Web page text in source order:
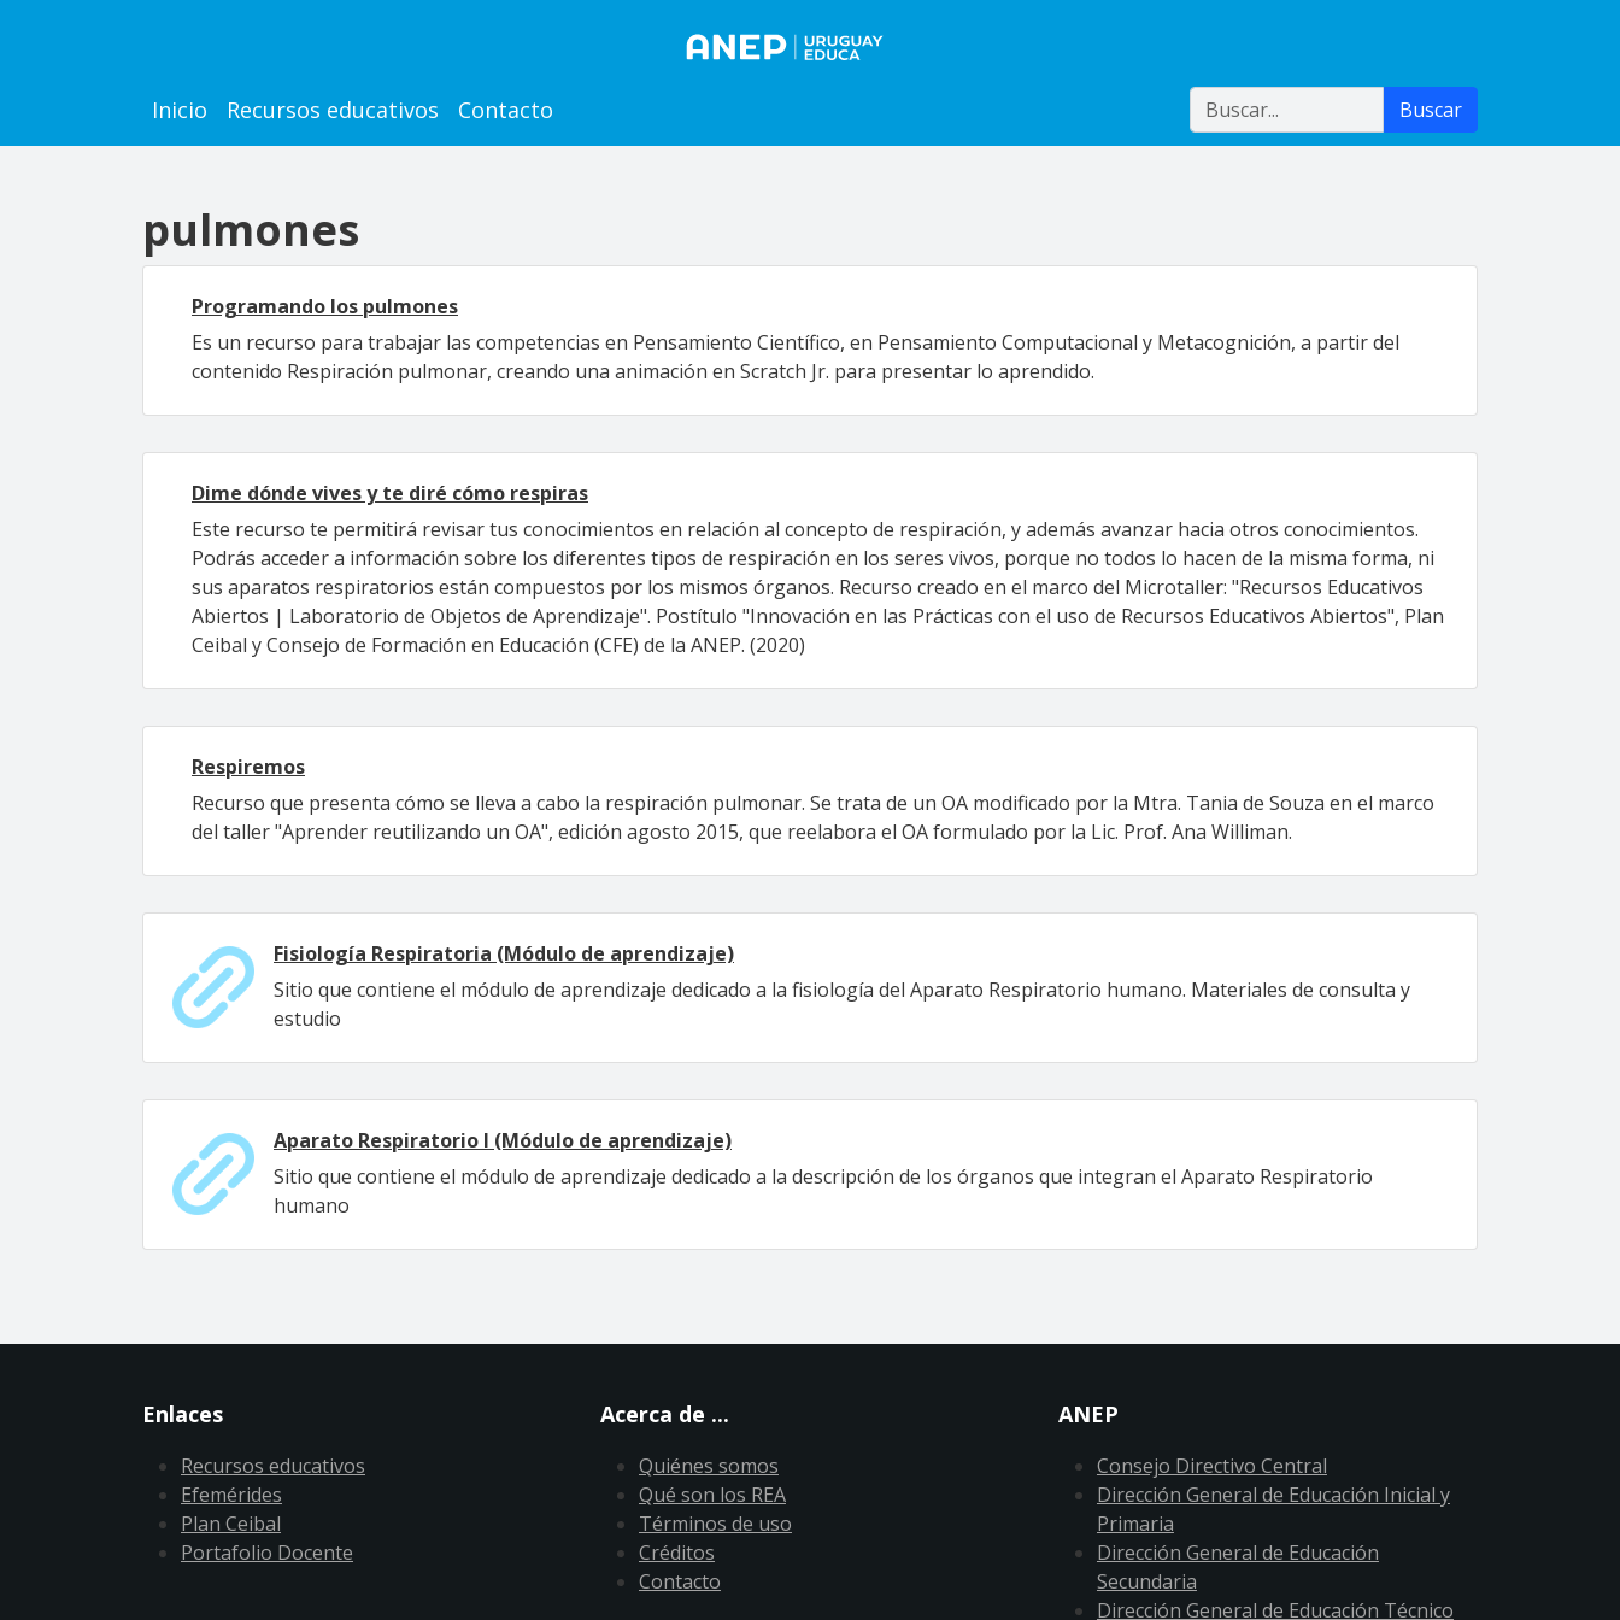
Main navigation
Inicio Recursos educativos Contacto Buscar Buscar
pulmones
Programando los pulmones
Es un recurso para trabajar las competencias en Pensamiento Científico, en Pensamiento Computacional y Metacognición, a partir del
contenido Respiración pulmonar, creando una animación en Scratch Jr. para presentar lo aprendido.
Dime dónde vives y te diré cómo respiras
Este recurso te permitirá revisar tus conocimientos en relación al concepto de respiración, y además avanzar hacia otros conocimientos.
Podrás acceder a información sobre los diferentes tipos de respiración en los seres vivos, porque no todos lo hacen de la misma forma, ni
sus aparatos respiratorios están compuestos por los mismos órganos. Recurso creado en el marco del Microtaller: "Recursos Educativos
Abiertos | Laboratorio de Objetos de Aprendizaje". Postítulo "Innovación en las Prácticas con el uso de Recursos Educativos Abiertos", Plan
Ceibal y Consejo de Formación en Educación (CFE) de la ANEP. (2020)
Respiremos
Recurso que presenta cómo se lleva a cabo la respiración pulmonar. Se trata de un OA modificado por la Mtra. Tania de Souza en el marco
del taller "Aprender reutilizando un OA", edición agosto 2015, que reelabora el OA formulado por la Lic. Prof. Ana Williman.
Fisiología Respiratoria (Módulo de aprendizaje)
Sitio que contiene el módulo de aprendizaje dedicado a la fisiología del Aparato Respiratorio humano. Materiales de consulta y
estudio
Aparato Respiratorio I (Módulo de aprendizaje)
Sitio que contiene el módulo de aprendizaje dedicado a la descripción de los órganos que integran el Aparato Respiratorio
humano
Enlaces
Recursos educativos
Efemérides
Plan Ceibal
Portafolio Docente
Acerca de ...
Quiénes somos
Qué son los REA
Términos de uso
Créditos
Contacto
ANEP
Consejo Directivo Central
Dirección General de Educación Inicial y
Primaria
Dirección General de Educación
Secundaria
Dirección General de Educación Técnico